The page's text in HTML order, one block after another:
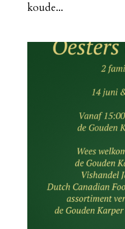
koude...